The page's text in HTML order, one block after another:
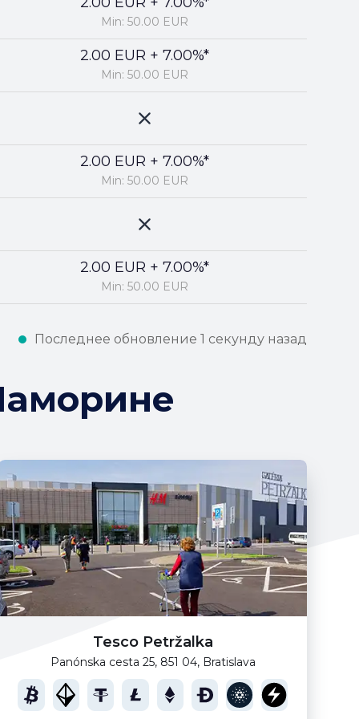
Min: 50.00 EUR
2.00 EUR + 7.00%*
Min: 50.00 EUR
2.00 EUR + 7.00%*
Min: 50.00 EUR
2.00 EUR + 7.00%*
Min: 50.00 EUR
Последнее обновление 1 секунду назад
Tesco Petržalka
Panónska cesta 25, 851 04, Bratislava